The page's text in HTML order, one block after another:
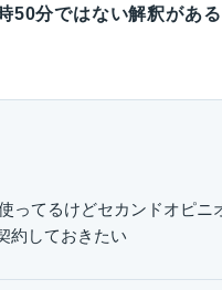
50分ではない解釈があ
ってるけどセカンドオピニ
約しておきたい